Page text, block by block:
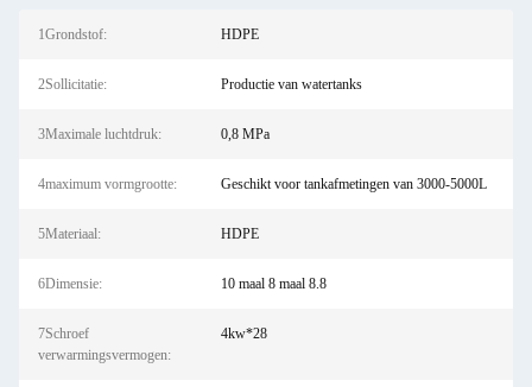
1Grondstof: HDPE
2Sollicitatie: Productie van watertanks
3Maximale luchtdruk: 0,8 MPa
4maximum vormgrootte: Geschikt voor tankafmetingen van 3000-5000L
5Materiaal: HDPE
6Dimensie: 10 maal 8 maal 8.8
7Schroef
verwarmingsvermogen:
4kw*28